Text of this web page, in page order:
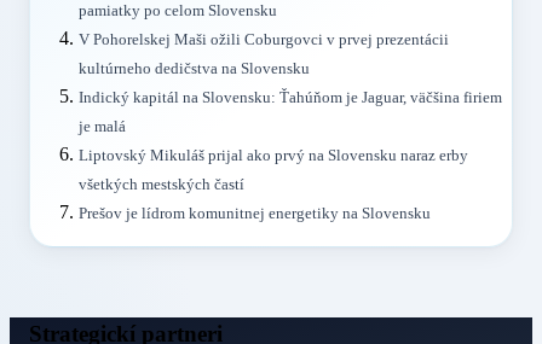
pamiatky po celom Slovensku
V Pohorelskej Maši ožili Coburgovci v prvej prezentácii
kultúrneho dedičstva na Slovensku
Indický kapitál na Slovensku: Ťahúňom je Jaguar, väčšina firiem
je malá
Liptovský Mikuláš prijal ako prvý na Slovensku naraz erby
všetkých mestských častí
Prešov je lídrom komunitnej energetiky na Slovensku
Strategickí partneri